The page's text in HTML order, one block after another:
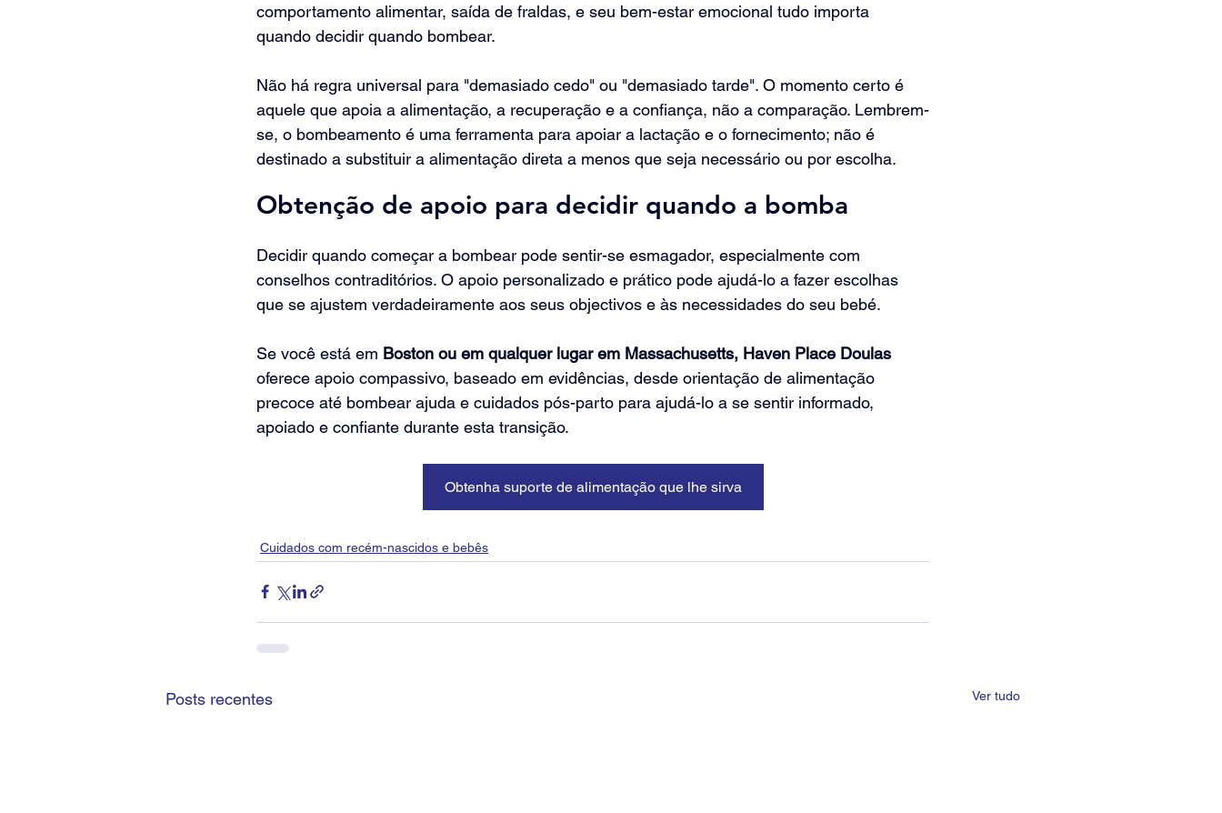
comportamento alimentar, saída de fraldas, e seu bem-estar emocional tudo importa
quando decidir quando bombear.
Não há regra universal para "demasiado cedo" ou "demasiado tarde". O momento certo é
aquele que apoia a alimentação, a recuperação e a confiança, não a comparação. Lembrem-
se, o bombeamento é uma ferramenta para apoiar a lactação e o fornecimento; não é
destinado a substituir a alimentação direta a menos que seja necessário ou por escolha.
Obtenção de apoio para decidir quando a bomba
Decidir quando começar a bombear pode sentir-se esmagador, especialmente com
conselhos contraditórios. O apoio personalizado e prático pode ajudá-lo a fazer escolhas
que se ajustem verdadeiramente aos seus objectivos e às necessidades do seu bebé.
Se você está em Boston ou em qualquer lugar em Massachusetts, Haven Place Doulas
oferece apoio compassivo, baseado em evidências, desde orientação de alimentação
precoce até bombear ajuda e cuidados pós-parto para ajudá-lo a se sentir informado,
apoiado e confiante durante esta transição.
Obtenha suporte de alimentação que lhe sirva
Cuidados com recém-nascidos e bebês
Posts recentes Ver tudo